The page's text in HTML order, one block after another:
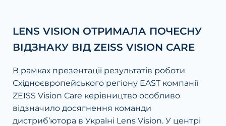
LENS VISION ОТРИМАЛА ПОЧЕСНУ
ВІДЗНАКУ ВІД ZEISS VISION CARE
В рамках презентації результатів роботи
Східноєвропейського регіону EAST компанії
ZEISS Vision Care керівництво особливо
відзначило досягнення команди
дистрибʼютора в Україні Lens Vision. У центрі